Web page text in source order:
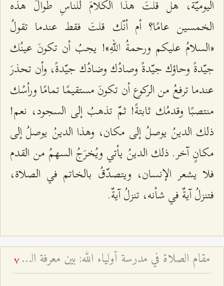
اليوميّة، هل قلتَ هذا الكلامَ للناسِ طوالَ هذه
الخمسين عامًا؟ أم أنّك قلتَ فقط عندما تقولُ
«السلامُ عليكم ورحمةُ اللهِ»! يجبُ أن تكونَ عينُك
جيّدةً وحاؤك جيّدةً وصادُك وضادُك جيّدةً، وأن تحذرَ
عندما ترفعُ من الركوع أن تكونَ مستقيمًا تمامًا ورأسُك
منتصبًا وقدمُك ثابتةً! ثمّ تذهبُ إلى السجود، نعم!
ذلك الدينُ يوصلُ إلى مكان، وهذا الدينُ يوصلُ إلى
مكانٍ آخر. ذلك الدينُ يأتي ويُخرَجُ السهمُ من القدم
فلا يشعر الإنسان، ويتصدّقُ بالخاتم في الصلاة،
فتنزلُ آيةٌ في شأنه، تنزلُ آيةٌ.
مقام الصلاة في مدرسة أولياء الله: بين معرفة العارفين وظاهر العابدين - لماذا قال النبي الأكرم أرحنا يا بلال؟ 7